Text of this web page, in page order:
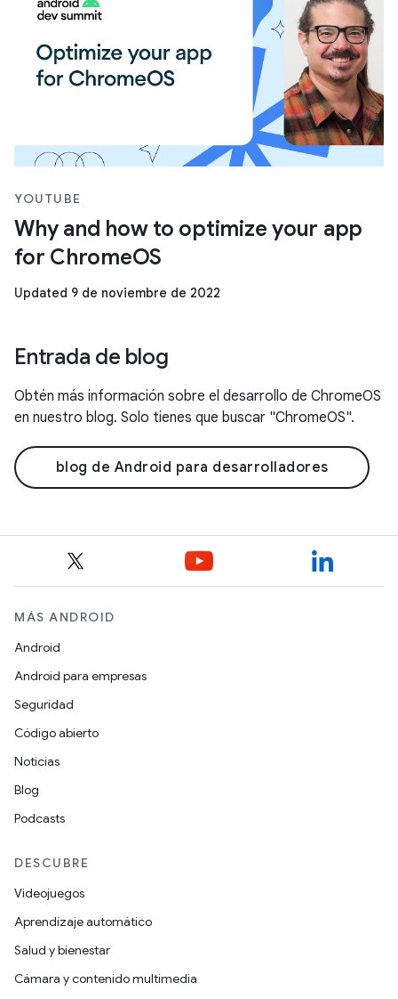
YOUTUBE
Why and how to optimize your app
for ChromeOS
Updated 9 de noviembre de 2022
Entrada de blog
Obtén más información sobre el desarrollo de ChromeOS
en nuestro blog. Solo tienes que buscar "ChromeOS".
blog de Android para desarrolladores
MÁS ANDROID
Android
Android para empresas
Seguridad
Código abierto
Noticias
Blog
Podcasts
DESCUBRE
Videojuegos
Aprendizaje automático
Salud y bienestar
Cámara y contenido multimedia